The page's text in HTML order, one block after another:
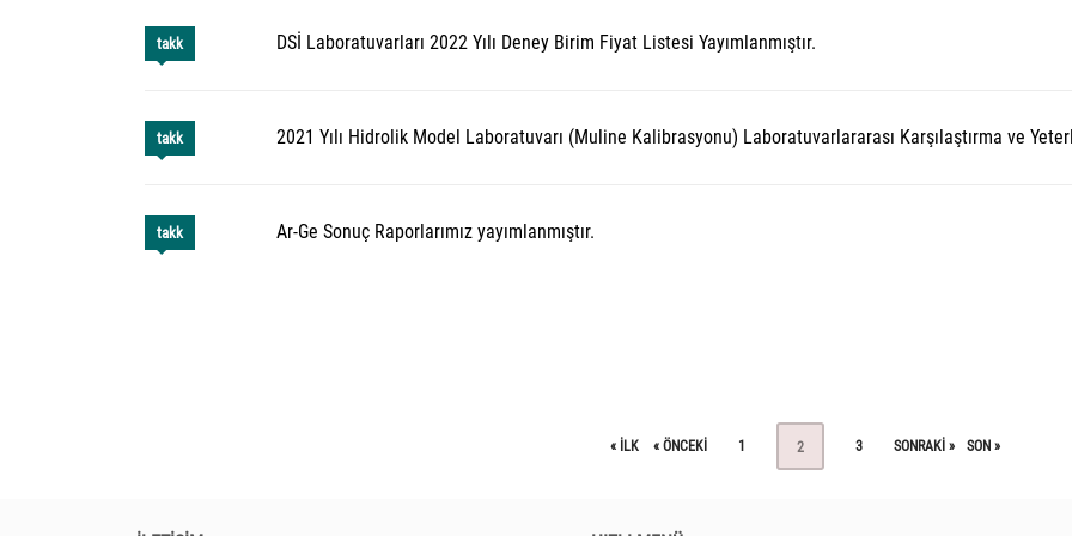
takk DSİ Laboratuvarları 2022 Yılı Deney Birim Fiyat Listesi Yayımlanmıştır.
takk 2021 Yılı Hidrolik Model Laboratuvarı (Muline Kalibrasyonu) Laboratuvarlararası Karşılaştırma ve
takk Ar-Ge Sonuç Raporlarımız yayımlanmıştır.
« ILK « ÖNCEKI 1 2 3 SONRAKI » SON »